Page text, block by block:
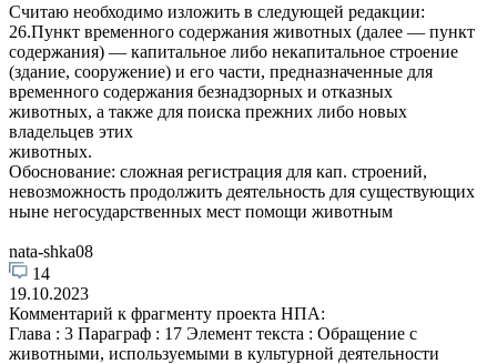
Считаю необходимо изложить в следующей редакции:
26.Пункт временного содержания животных (далее — пункт
содержания) — капитальное либо некапитальное строение
(здание, сооружение) и его части, предназначенные для
временного содержания безнадзорных и отказных
животных, а также для поиска прежних либо новых
владельцев этих
животных.
Обоснование: сложная регистрация для кап. строений,
невозможность продолжить деятельность для существующих
ныне негосударственных мест помощи животным
nata-shka08
14
19.10.2023
Комментарий к фрагменту проекта НПА:
Глава : 3 Параграф : 17 Элемент текста : Обращение с
животными, используемыми в культурной деятельности